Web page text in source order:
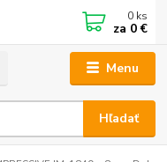
Menu
Hľadať
0 ks
za 0 €